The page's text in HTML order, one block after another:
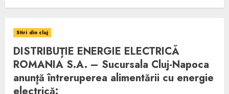
Stiri din cluj
DISTRIBUȚIE ENERGIE ELECTRICĂ
ROMANIA S.A. – Sucursala Cluj-Napoca
anunţă întreruperea alimentării cu energie